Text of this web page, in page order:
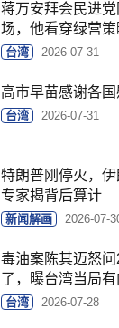
蒋万安拜会民进
场，他看穿绿营策
台湾 2026-07-31
高市早苗感谢各国
台湾 2026-07-31
特朗普刚停火，伊
专家揭背后算计
新闻解画 2026-07-
毒油案陈其迈怒
了，曝台湾当局
台湾 2026-07-28